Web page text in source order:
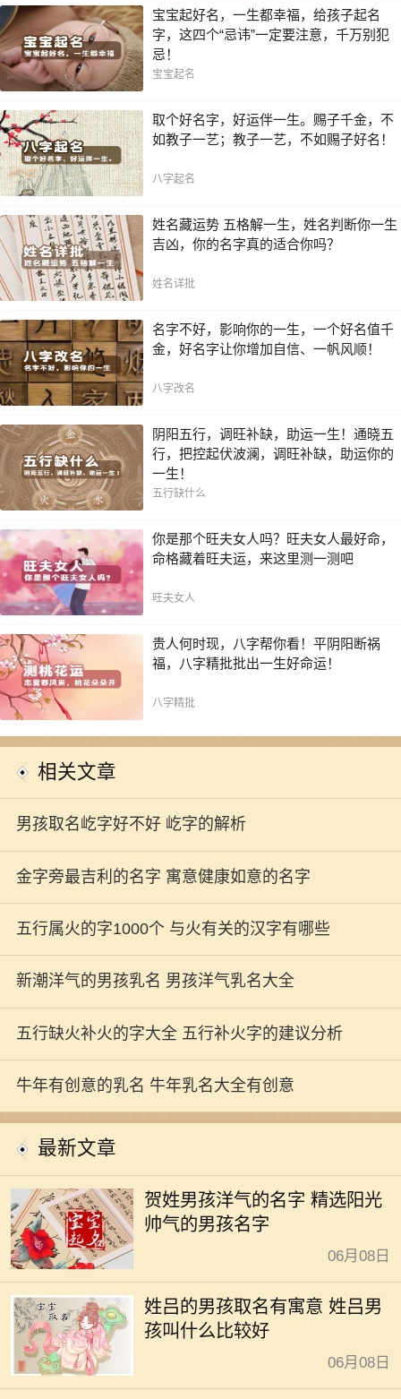
宝宝起好名，一生都幸福，给孩子起名
字，这四个“忌讳”一定要注意，千万别犯
忌！
宝宝起名
取个好名字，好运伴一生。赐子千金，不
如教子一艺；教子一艺，不如赐子好名！
八字起名
姓名藏运势 五格解一生，姓名判断你一生
吉凶，你的名字真的适合你吗？
姓名详批
名字不好，影响你的一生，一个好名值千
金，好名字让你增加自信、一帆风顺！
八字改名
阴阳五行，调旺补缺，助运一生！通晓五
行，把控起伏波澜，调旺补缺，助运你的
一生！
五行缺什么
你是那个旺夫女人吗？旺夫女人最好命，
命格藏着旺夫运，来这里测一测吧
旺夫女人
贵人何时现，八字帮你看！平阴阳断祸
福，八字精批批出一生好命运！
八字精批
相关文章
男孩取名屹字好不好 屹字的解析
金字旁最吉利的名字 寓意健康如意的名字
五行属火的字1000个 与火有关的汉字有哪些
新潮洋气的男孩乳名 男孩洋气乳名大全
五行缺火补火的字大全 五行补火字的建议分析
牛年有创意的乳名 牛年乳名大全有创意
最新文章
贺姓男孩洋气的名字 精选阳光
帅气的男孩名字
06月08日
姓吕的男孩取名有寓意 姓吕男
孩叫什么比较好
06月08日